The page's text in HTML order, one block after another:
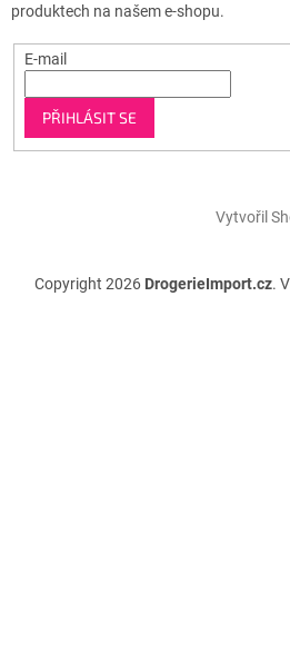
produktech na našem e-shopu.
E-mail
PŘIHLÁSIT SE
Vytvořil
Copyright 2026 DrogerieImport.cz.